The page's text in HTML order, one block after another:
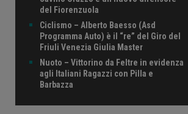
del Fiorenzuola
Ciclismo – Alberto Baesso (Asd
Programma Auto) è il “re” del Giro del
Friuli Venezia Giulia Master
Nuoto – Vittorino da Feltre in evidenza
agli Italiani Ragazzi con Pilla e
Barbazza